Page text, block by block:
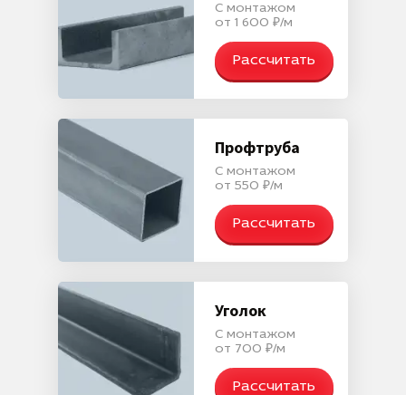
С монтажом
от 1 600 ₽/м
Рассчитать
Профтруба
С монтажом
от 550 ₽/м
Рассчитать
Уголок
С монтажом
от 700 ₽/м
Рассчитать